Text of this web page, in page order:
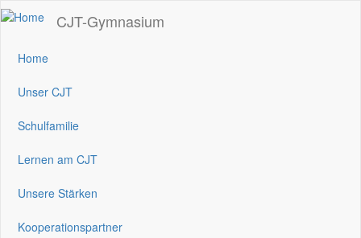
Direkt
zum
CJT-Gymnasium
Home
Unser CJT
Schulfamilie
Lernen am CJT
Unsere Stärken
Kooperationspartner